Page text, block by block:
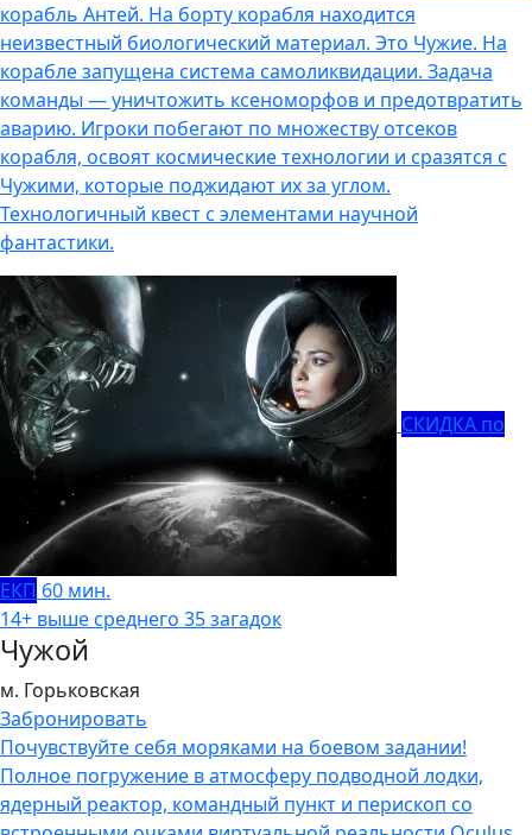
корабль Антей. На борту корабля находится
неизвестный биологический материал. Это Чужие. На
корабле запущена система самоликвидации. Задача
команды — уничтожить ксеноморфов и предотвратить
аварию. Игроки побегают по множеству отсеков
корабля, освоят космические технологии и сразятся с
Чужими, которые поджидают их за углом.
Технологичный квест с элементами научной
фантастики.
СКИДКА по
ЕКП 60 мин.
14+ выше среднего 35 загадок
Чужой
м. Горьковская
Забронировать
Почувствуйте себя моряками на боевом задании!
Полное погружение в атмосферу подводной лодки,
ядерный реактор, командный пункт и перископ со